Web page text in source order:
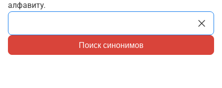
алфавиту.
Поиск синонимов